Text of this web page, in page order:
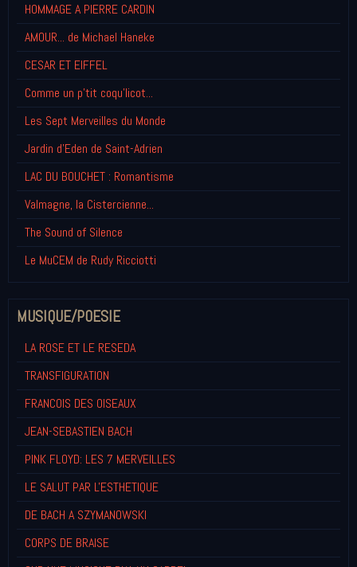
HOMMAGE A PIERRE CARDIN
AMOUR... de Michael Haneke
CESAR ET EIFFEL
Comme un p'tit coqu'licot...
Les Sept Merveilles du Monde
Jardin d'Eden de Saint-Adrien
LAC DU BOUCHET : Romantisme
Valmagne, la Cistercienne...
The Sound of Silence
Le MuCEM de Rudy Ricciotti
MUSIQUE/POESIE
LA ROSE ET LE RESEDA
TRANSFIGURATION
FRANCOIS DES OISEAUX
JEAN-SEBASTIEN BACH
PINK FLOYD: LES 7 MERVEILLES
LE SALUT PAR L'ESTHETIQUE
DE BACH A SZYMANOWSKI
CORPS DE BRAISE